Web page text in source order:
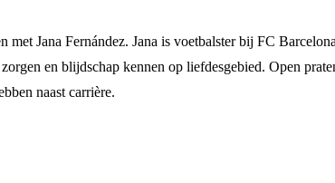
met Jana Fernández. Jana is voetbalster bij FC
en blijdschap kennen op liefdesgebied. Open
naast carrière.